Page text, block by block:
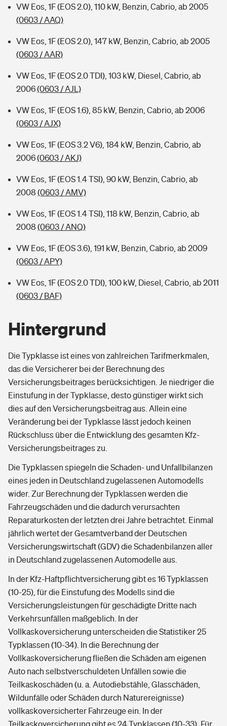
Wer versichert was: Jetzt Versicherer finden
Sie haben Fragen?
Musikinstrumentenversicherung
Zur Übersicht
Tools
Kinderunfall-Check: Mehr Sicherheit für deine Kids
Sie haben Fragen?
VW Eos, 1F (EOS 2.0), 110 kW, Benzin, Cabrio, ab 2005
(0603 / AAQ)
VW Eos, 1F (EOS 2.0), 147 kW, Benzin, Cabrio, ab 2005
(0603 / AAR)
VW Eos, 1F (EOS 2.0 TDI), 103 kW, Diesel, Cabrio, ab
2006(0603 / AJL)
VW Eos, 1F (EOS 1.6), 85 kW, Benzin, Cabrio, ab 2006
(0603 / AJX)
VW Eos, 1F (EOS 3.2 V6), 184 kW, Benzin, Cabrio, ab
2006(0603 / AKJ)
VW Eos, 1F (EOS 1.4 TSI), 90 kW, Benzin, Cabrio, ab
2008 (0603 / AMV)
VW Eos, 1F (EOS 1.4 TSI), 118 kW, Benzin, Cabrio, ab
2008 (0603 / ANQ)
VW Eos, 1F (EOS 3.6), 191 kW, Benzin, Cabrio, ab 2009
(0603 / APY)
VW Eos, 1F (EOS 2.0 TDI), 100 kW, Diesel, Cabrio, ab 2011
(0603 / BAF)
Hintergrund
Die Typklasse ist eines von zahlreichen Tarifmerkmalen,
das die Versicherer bei der Berechnung des
Versicherungsbeitrages berücksichtigen. Je niedriger die
Einstufung in der Typklasse, desto günstiger wirkt sich
dies auf den Versicherungsbeitrag aus. Allein eine
Veränderung bei der Typklasse lässt jedoch keinen
Rückschluss über die Entwicklung des gesamten Kfz-
Versicherungsbeitrages zu.
Die Typklassen spiegeln die Schaden- und Unfallbilanzen
eines jeden in Deutschland zugelassenen Automodells
wider. Zur Berechnung der Typklassen werden die
Fahrzeugschäden und die dadurch verursachten
Reparaturkosten der letzten drei Jahre betrachtet. Einmal
jährlich wertet der Gesamtverband der Deutschen
Versicherungswirtschaft (GDV) die Schadenbilanzen aller
in Deutschland zugelassenen Automodelle aus.
In der Kfz-Haftpflichtversicherung gibt es 16 Typklassen
(10-25), für die Einstufung des Modells sind die
Versicherungsleistungen für geschädigte Dritte nach
Verkehrsunfällen maßgeblich. In der
Vollkaskoversicherung unterscheiden die Statistiker 25
Typklassen (10-34). In die Berechnung der
Vollkaskoversicherung fließen die Schäden am eigenen
Auto nach selbstverschuldeten Unfällen sowie die
Teilkaskoschäden (u. a. Autodiebstähle, Glasschäden,
Wildunfälle oder Schäden durch Naturereignisse)
vollkaskoversicherter Fahrzeuge ein. In der
Teilkaskoversicherung gibt es 24 Typklassen (10-33). Für